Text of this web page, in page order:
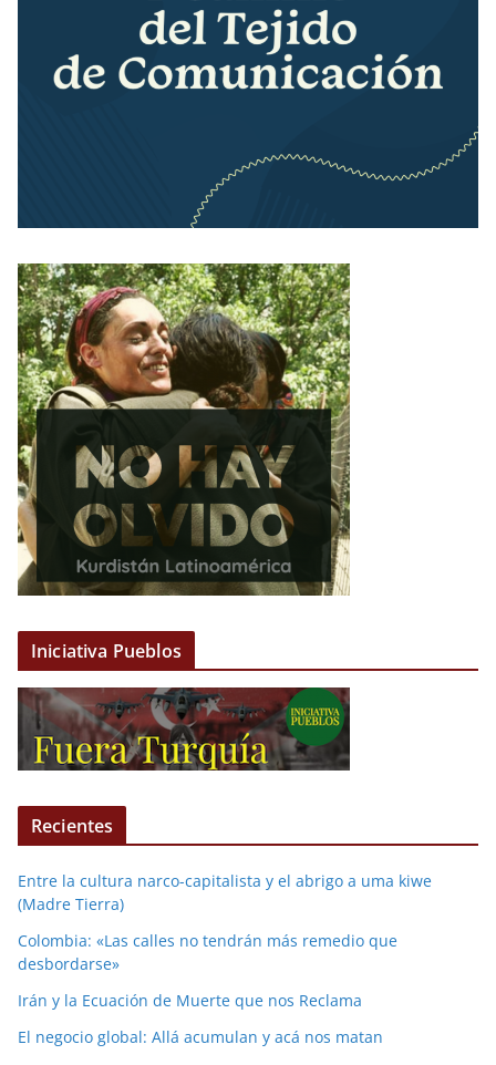
Iniciativa Pueblos
Recientes
Entre la cultura narco-capitalista y el abrigo a uma kiwe
(Madre Tierra)
Colombia: «Las calles no tendrán más remedio que
desbordarse»
Irán y la Ecuación de Muerte que nos Reclama
El negocio global: Allá acumulan y acá nos matan